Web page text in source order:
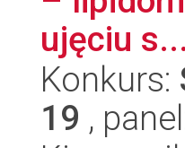
ujęciu s...
Konkurs:
19 ,